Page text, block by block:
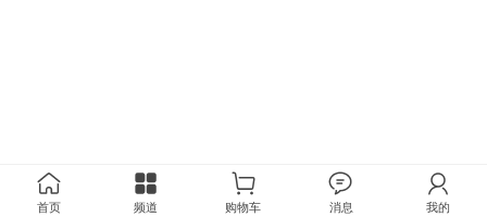
首页 频道 购物车 消息 我的